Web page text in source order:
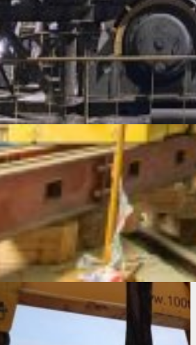
прицеп, перевозке в
разгрузке, кантованию в
монтажу и вводу в
Lasco HO-U 1000 (Германия) на
ОАО «Конструкторское
в Омске.
был выгружен с
скантован в вертикальное
и введен в эксплуатацию пресс
«100 тонн – сервис»
работ по монтажу всех
и пресса.